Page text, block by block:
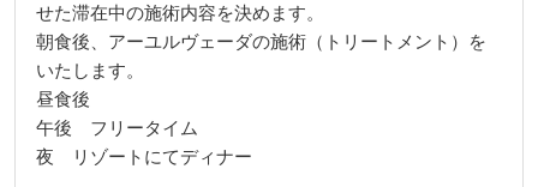
せた滞在中の施術内容を決めます。
朝食後、アーユルヴェーダの施術（トリートメント）を
いたします。
昼食後
午後 フリータイム
夜 リゾートにてディナー